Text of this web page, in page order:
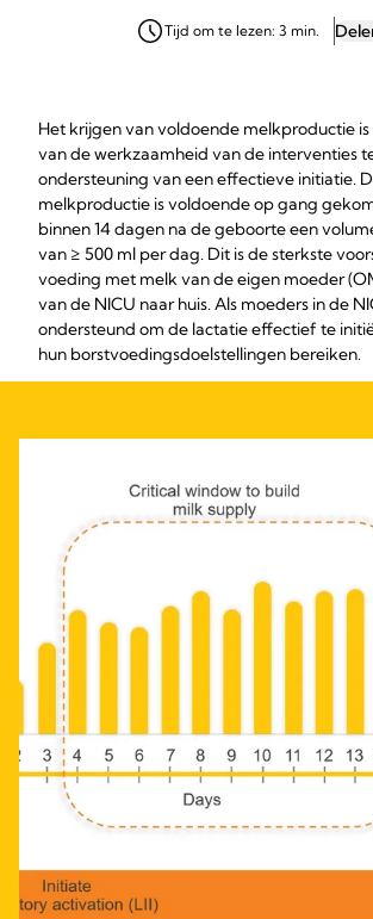
Tijd om te lezen: 3 min.
Het krijgen van voldoende melkproductie
van de werkzaamheid van de interventies
ondersteuning van een effectieve initiatie.
melkproductie is voldoende op gang
binnen 14 dagen na de geboorte een
van ≥ 500 ml per dag. Dit is de sterkste
voeding met melk van de eigen moeder
van de NICU naar huis. Als moeders in de
ondersteund om de lactatie effectief te
hun borstvoedingsdoelstellingen bereiken.